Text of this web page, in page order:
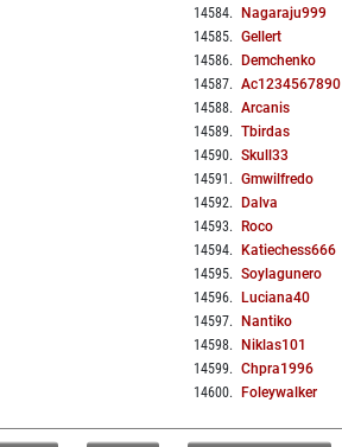
14584. Nagaraju999
14585. Gellert
14586. Demchenko
14587. Ac1234567890
14588. Arcanis
14589. Tbirdas
14590. Skull33
14591 . Gmwilfredo
14592. Dalva
14593. Roco
14594. Katiechess666
14595. Soylagunero
14596. Luciana40
14597. Nantiko
14598. Niklas101
14599. Chpra1996
14600. Foleywalker